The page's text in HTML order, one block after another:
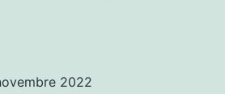
2022